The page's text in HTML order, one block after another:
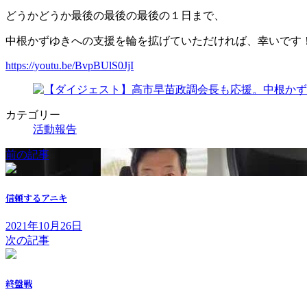
どうかどうか最後の最後の最後の１日まで、
中根かずゆきへの支援を輪を拡げていただければ、幸いです
https://youtu.be/BvpBUlS0JjI
カテゴリー
活動報告
前の記事
信頼するアニキ
2021年10月26日
次の記事
終盤戦